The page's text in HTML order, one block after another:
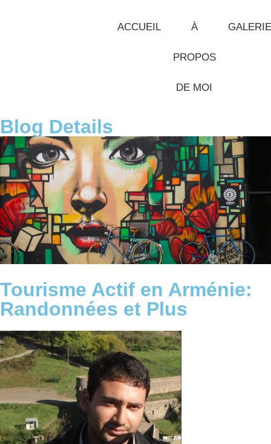
ACCUEIL À
PROPOS
DE MOI
GALERIE
Blog Details
Tourisme Actif en Arménie:
Randonnées et Plus